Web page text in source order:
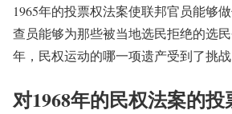
1965年的投票权法案使联邦官员能够
查员能够为那些被当地选民拒绝的选
年，民权运动的哪一项遗产受到了挑战
对1968年的民权法案的投